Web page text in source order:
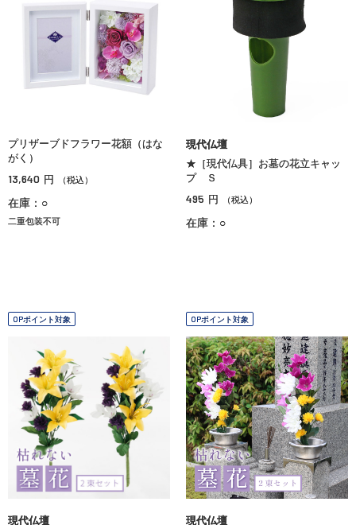
プリザーブドフラワー花額（はな
がく）
13,640 円 （税込）
在庫：○
二重包装不可
現代仏壇
★［現代仏具］お墓の花立キャッ
プ Ｓ
495 円 （税込）
在庫：○
OPポイント対象
現代仏壇
OPポイント対象
現代仏壇